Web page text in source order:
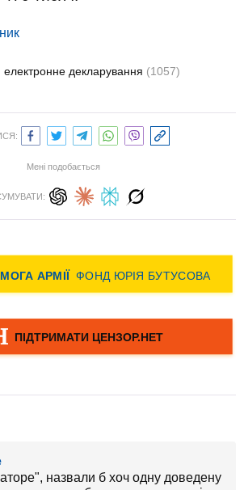
електронне декларування (1057)
Мені подобається
назвали б хоч одну доведену